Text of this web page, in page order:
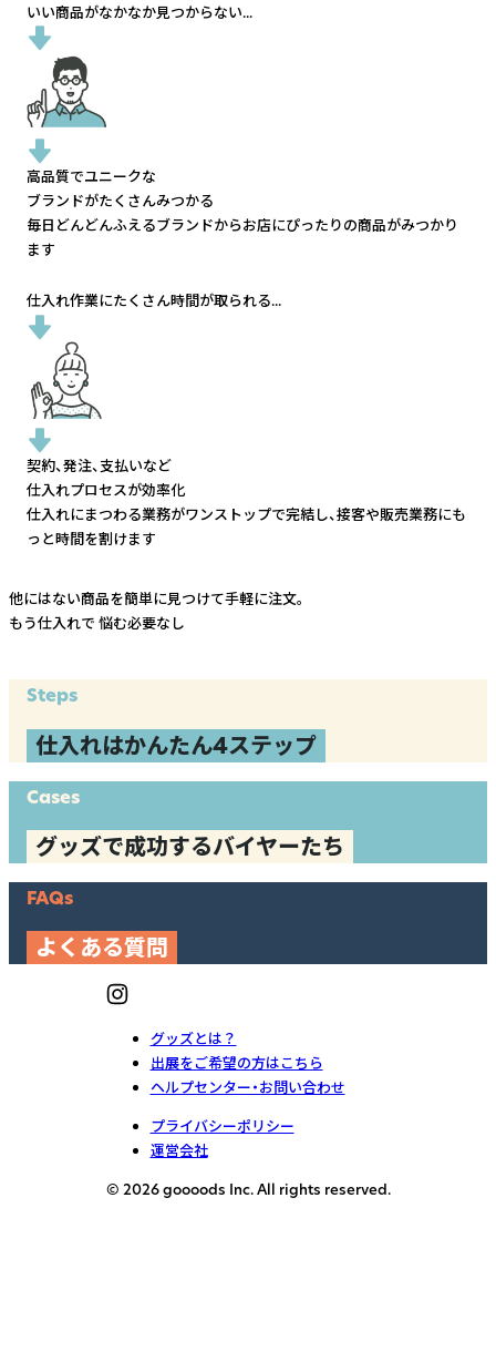
いい商品がなかなか見つからない...
高品質でユニークな
ブランドがたくさんみつかる
毎日どんどんふえるブランドからお店にぴったりの商品がみつかり
ます
仕入れ作業にたくさん時間が取られる...
契約、発注、支払いなど
仕入れプロセスが効率化
仕入れにまつわる業務がワンストップで完結し、接客や販売業務にも
っと時間を割けます
他にはない商品を簡単に見つけて手軽に注文。
もう仕入れで 悩む必要なし
Steps
仕入れはかんたん4ステップ
Cases
グッズで成功するバイヤーたち
FAQs
よくある質問
グッズとは？
出展をご希望の方はこちら
ヘルプセンター・お問い合わせ
プライバシーポリシー
運営会社
© 2026 goooods Inc. All rights reserved.